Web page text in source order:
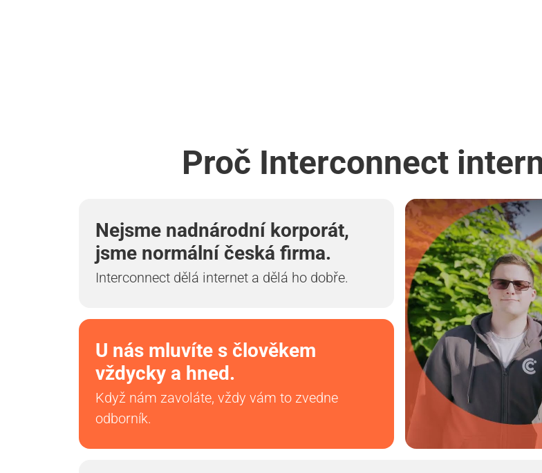
Proč Interconnect
Nejsme nadnárodní korporát,
jsme normální česká firma.
Interconnect dělá internet a dělá ho dobře.
U nás mluvíte s člověkem
vždycky a hned.
Když nám zavoláte, vždy vám to zvedne
odborník.